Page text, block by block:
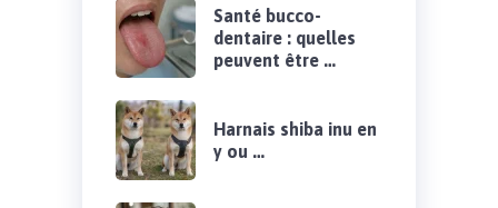
Santé bucco-
dentaire : quelles
peuvent être …
Harnais shiba inu en
y ou …